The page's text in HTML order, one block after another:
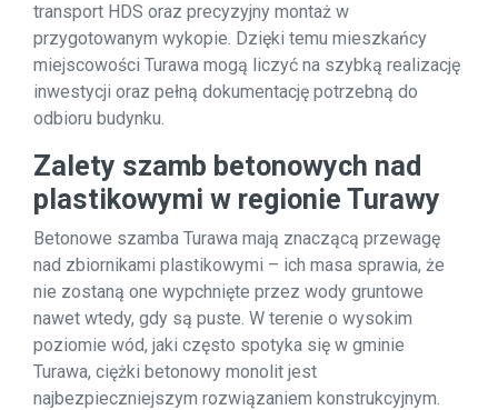
transport HDS oraz precyzyjny montaż w
przygotowanym wykopie. Dzięki temu mieszkańcy
miejscowości Turawa mogą liczyć na szybką realizację
inwestycji oraz pełną dokumentację potrzebną do
odbioru budynku.
Zalety szamb betonowych nad
plastikowymi w regionie Turawy
Betonowe szamba Turawa mają znaczącą przewagę
nad zbiornikami plastikowymi – ich masa sprawia, że
nie zostaną one wypchnięte przez wody gruntowe
nawet wtedy, gdy są puste. W terenie o wysokim
poziomie wód, jaki często spotyka się w gminie
Turawa, ciężki betonowy monolit jest
najbezpieczniejszym rozwiązaniem konstrukcyjnym.